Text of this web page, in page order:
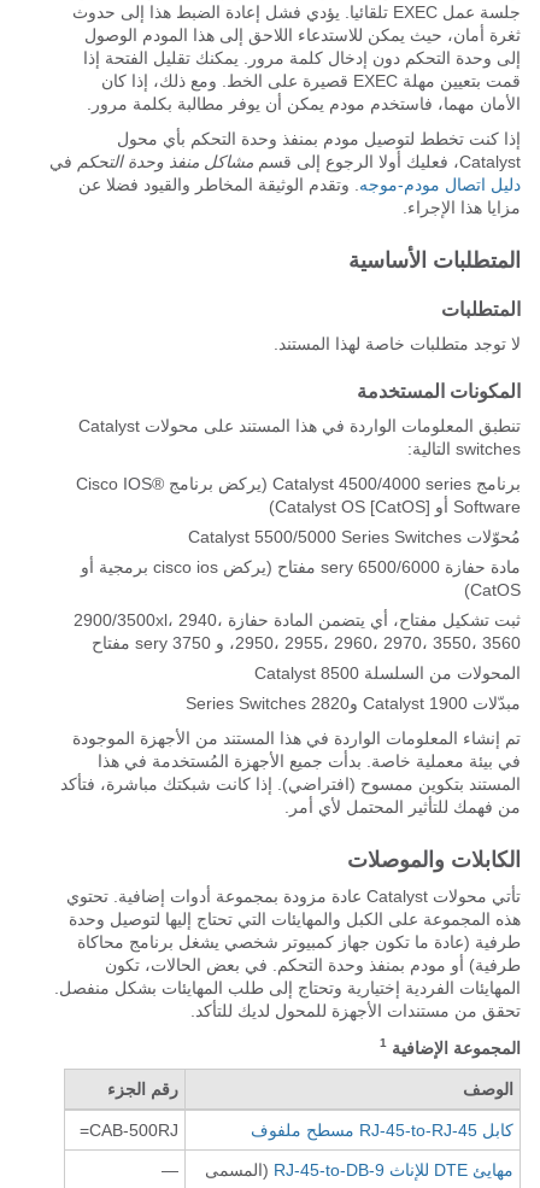
جلسة عمل EXEC تلقائيا. يؤدي فشل إعادة الضبط هذا إلى حدوث
ثغرة أمان، حيث يمكن للاستدعاء اللاحق إلى هذا المودم الوصول
إلى وحدة التحكم دون إدخال كلمة مرور. يمكنك تقليل الفتحة إذا
قمت بتعيين مهلة EXEC قصيرة على الخط. ومع ذلك، إذا كان
الأمان مهما، فاستخدم مودم يمكن أن يوفر مطالبة بكلمة مرور.
إذا كنت تخطط لتوصيل مودم بمنفذ وحدة التحكم بأي محول
Catalyst، فعليك أولا الرجوع إلى قسم
مشاكل منفذ وحدة التحكم في
دليل اتصال مودم-موجه . وتقدم الوثيقة المخاطر والقيود فضلا عن
مزايا هذا الإجراء.
المتطلبات الأساسية
المتطلبات
لا توجد متطلبات خاصة لهذا المستند.
المكونات المستخدمة
تنطبق المعلومات الواردة في هذا المستند على محولات Catalyst
switches التالية:
برنامج Catalyst 4500/4000 series (يركض برنامج Cisco IOS®
Software أو Catalyst OS [CatOS])
مُحوّلات Catalyst 5500/5000 Series Switches
مادة حفازة 6500/6000 sery مفتاح (يركض cisco ios برمجية أو
CatOS)
ثبت تشكيل مفتاح، أي يتضمن المادة حفازة 2900/3500xl، 2940،
2950، 2955، 2960، 2970، 3550، 3560، و 3750 sery مفتاح
المحولات من السلسلة Catalyst 8500
مبدّلات Catalyst 1900 و2820 Series Switches
تم إنشاء المعلومات الواردة في هذا المستند من الأجهزة الموجودة
في بيئة معملية خاصة. بدأت جميع الأجهزة المُستخدمة في هذا
المستند بتكوين ممسوح (افتراضي). إذا كانت شبكتك مباشرة، فتأكد
من فهمك للتأثير المحتمل لأي أمر.
الكابلات والموصلات
تأتي محولات Catalyst عادة مزودة بمجموعة أدوات إضافية. تحتوي
هذه المجموعة على الكبل والمهايئات التي تحتاج إليها لتوصيل وحدة
طرفية (عادة ما تكون جهاز كمبيوتر شخصي يشغل برنامج محاكاة
طرفية) أو مودم بمنفذ وحدة التحكم. في بعض الحالات، تكون
المهايئات الفردية إختيارية وتحتاج إلى طلب المهايئات بشكل منفصل.
تحقق من مستندات الأجهزة للمحول لديك للتأكد.
المجموعة الإضافية
1
الوصف رقم الجزء
كابل RJ-45-to-RJ-45 مسطح ملفوف CAB-500RJ=
مهايئ DTE للإناث RJ-45-to-DB-9
(المسمى
—